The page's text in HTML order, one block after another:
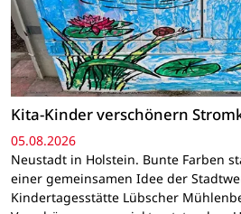
Kita-Kinder verschönern
05.08.2026
Neustadt in Holstein. Bunte Farben
einer gemeinsamen Idee der
Kindertagesstätte Lübscher